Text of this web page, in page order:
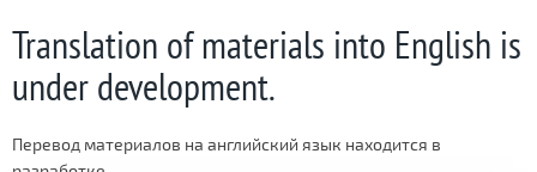
here
Translation of materials into English is
under development.
Перевод материалов на английский язык находится в